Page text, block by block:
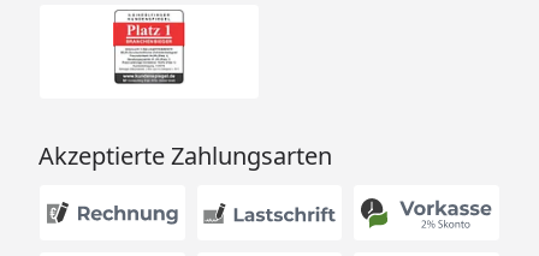
Akzeptierte Zahlungsarten